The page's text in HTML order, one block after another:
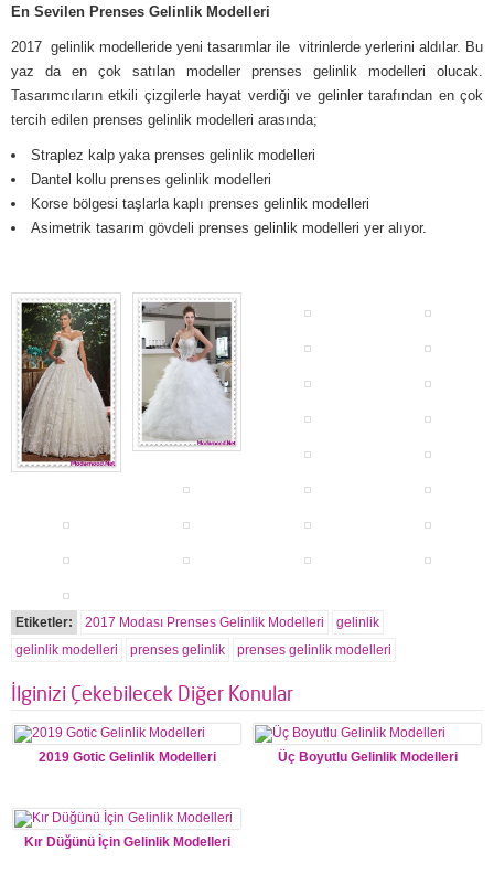
En Sevilen Prenses Gelinlik Modelleri
2017 gelinlik modelleride yeni tasarımlar ile vitrinlerde yerlerini aldılar. Bu
yaz da en çok satılan modeller prenses gelinlik modelleri olucak.
Tasarımcıların etkili çizgilerle hayat verdiği ve gelinler tarafından en çok
tercih edilen prenses gelinlik modelleri arasında;
Straplez kalp yaka prenses gelinlik modelleri
Dantel kollu prenses gelinlik modelleri
Korse bölgesi taşlarla kaplı prenses gelinlik modelleri
Asimetrik tasarım gövdeli prenses gelinlik modelleri yer alıyor.
Etiketler: 2017 Modası Prenses Gelinlik Modelleri
gelinlik
gelinlik modelleri
prenses gelinlik prenses gelinlik modelleri
İlginizi Çekebilecek Diğer Konular
2019 Gotic Gelinlik Modelleri Üç Boyutlu Gelinlik Modelleri
Kır Düğünü İçin Gelinlik Modelleri